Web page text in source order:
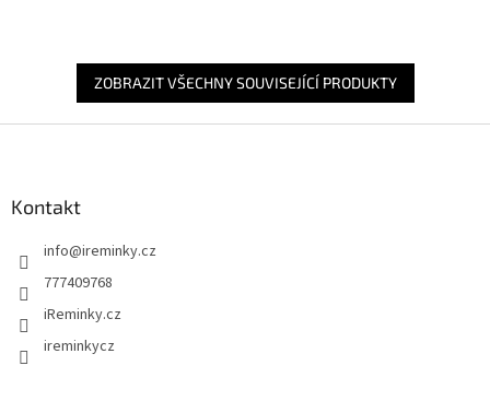
ZOBRAZIT VŠECHNY SOUVISEJÍCÍ PRODUKTY
Kontakt
info@ireminky.cz
777409768
iReminky.cz
ireminkycz